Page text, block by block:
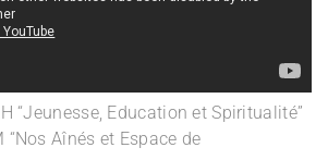
“Jeunesse, Education et Spiritualité”
“Nos Aînés et Espace de